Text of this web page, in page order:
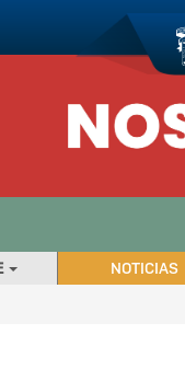
NOTICIAS